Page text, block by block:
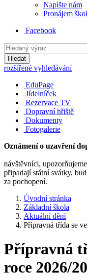
Napište nám
Pronájem
Facebook
Hledat
rozšířené vyhledávání
EduPage
Jídelníček
Rezervace TV
Dopravní hřiště
Dokumenty
Fotogalerie
Oznámení o
návštěvníci,
připadají státní svátky,
za pochopení.
Úvodní stránka
Základní škola
Aktuální dění
Přípravná třída se
Přípravná
roce 2026/